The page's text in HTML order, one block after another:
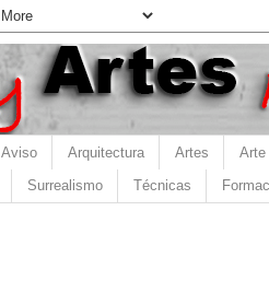
Aviso Arquitectura Artes Arte
Surrealismo Técnicas